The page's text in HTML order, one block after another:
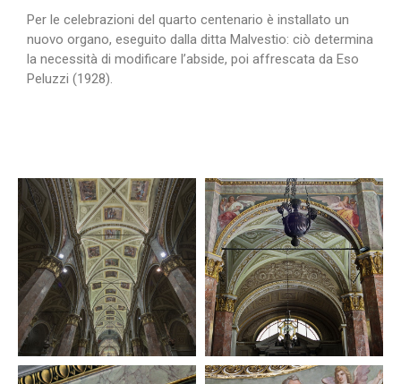
Per le celebrazioni del quarto centenario è installato un
nuovo organo, eseguito dalla ditta Malvestio: ciò determina
la necessità di modificare l’abside, poi affrescata da Eso
Peluzzi (1928).